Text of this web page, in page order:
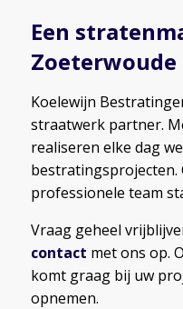
Een
Zoeterwoude
Koelewijn
straatwerk partner.
realiseren elke dag
bestratingsprojecten.
professionele team
Vraag geheel
contact met ons op.
komt graag bij uw
opnemen.